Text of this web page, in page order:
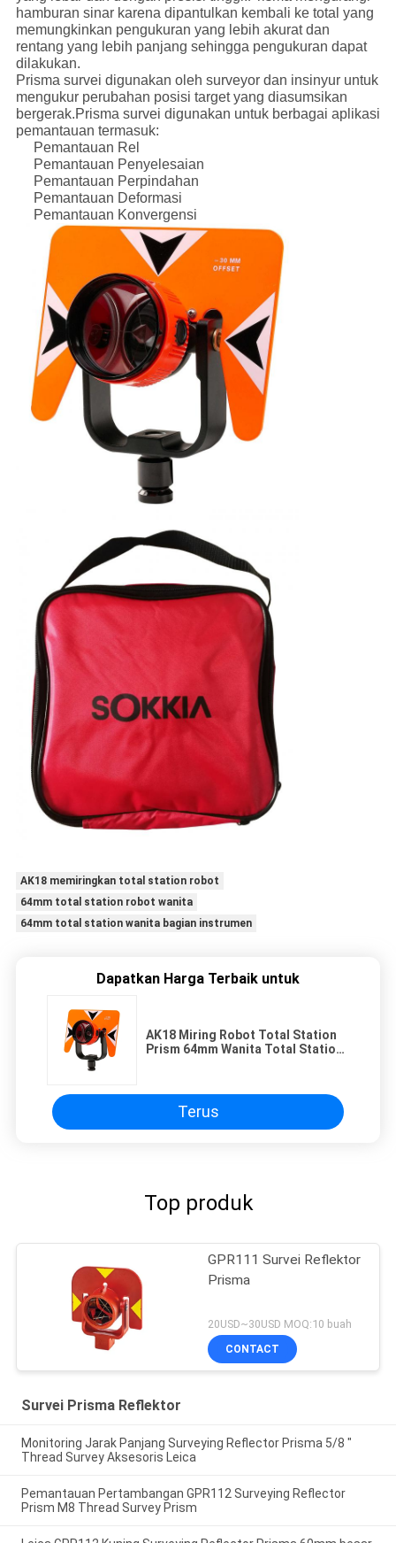
hamburan sinar karena dipantulkan kembali ke total yang
memungkinkan pengukuran yang lebih akurat dan
rentang yang lebih panjang sehingga pengukuran dapat
dilakukan.
Prisma survei digunakan oleh surveyor dan insinyur untuk
mengukur perubahan posisi target yang diasumsikan
bergerak.Prisma survei digunakan untuk berbagai aplikasi
pemantauan termasuk:
Pemantauan Rel
Pemantauan Penyelesaian
Pemantauan Perpindahan
Pemantauan Deformasi
Pemantauan Konvergensi
AK18 memiringkan total station robot
64mm total station robot wanita
64mm total station wanita bagian instrumen
Dapatkan Harga Terbaik untuk
AK18 Miring Robot Total Station
Prism 64mm Wanita Total Station
Terus
Top produk
GPR111 Survei Reflektor
Prisma
20USD~30USD MOQ:10 buah
CONTACT
Survei Prisma Reflektor
Monitoring Jarak Panjang Surveying Reflector Prisma 5/8 "
Thread Survey Aksesoris Leica
Pemantauan Pertambangan GPR112 Surveying Reflector
Prism M8 Thread Survey Prism